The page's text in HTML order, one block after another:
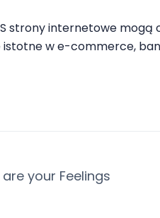
strony internetowe
istotne w e-commerce,
your Feelings